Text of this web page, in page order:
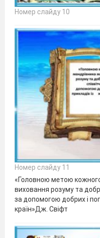
Номер слайду 10
Номер слайду 11
«Головною метою
виховання розуму та
за допомогою добрих і
країн»Дж. Свіфт